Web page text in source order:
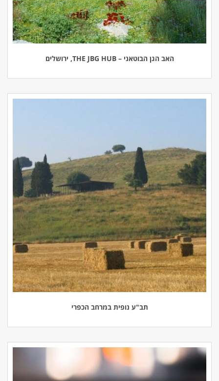
האב הגן הבוטאני – THE JBG HUB, ירושלים
תב"ע נופית במרחב הכפרי